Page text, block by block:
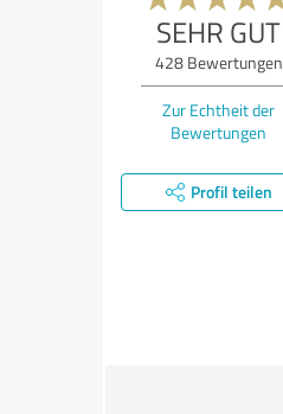
SEHR GUT
428Bewertungen
Zur Echtheit der
Bewertungen
Profil teilen